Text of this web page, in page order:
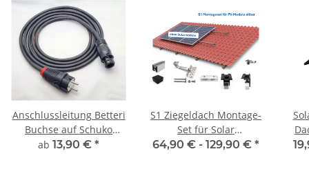
Anschlussleitung Betteri
Buchse auf Schuko
Stecker Kabel für
ab 13,90 € *
S1 Ziegeldach Montage-
Set für Solar
Photovoltaik Module
64,90 € - 129,90 € *